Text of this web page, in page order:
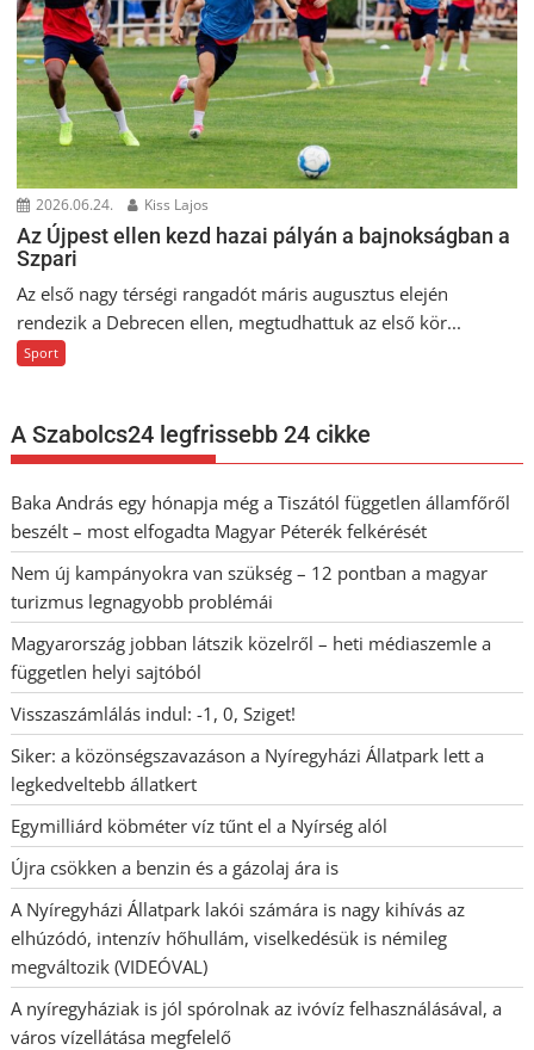
2026.06.24. Kiss Lajos
Az Újpest ellen kezd hazai pályán a bajnokságban a
Szpari
Az első nagy térségi rangadót máris augusztus elején
rendezik a Debrecen ellen, megtudhattuk az első kör...
Sport
A Szabolcs24 legfrissebb 24 cikke
Baka András egy hónapja még a Tiszától független államfőről
beszélt – most elfogadta Magyar Péterék felkérését
Nem új kampányokra van szükség – 12 pontban a magyar
turizmus legnagyobb problémái
Magyarország jobban látszik közelről – heti médiaszemle a
független helyi sajtóból
Visszaszámlálás indul: -1, 0, Sziget!
Siker: a közönségszavazáson a Nyíregyházi Állatpark lett a
legkedveltebb állatkert
Egymilliárd köbméter víz tűnt el a Nyírség alól
Újra csökken a benzin és a gázolaj ára is
A Nyíregyházi Állatpark lakói számára is nagy kihívás az
elhúzódó, intenzív hőhullám, viselkedésük is némileg
megváltozik (VIDEÓVAL)
A nyíregyháziak is jól spórolnak az ivóvíz felhasználásával, a
város vízellátása megfelelő